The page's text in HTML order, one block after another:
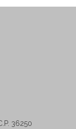
36250